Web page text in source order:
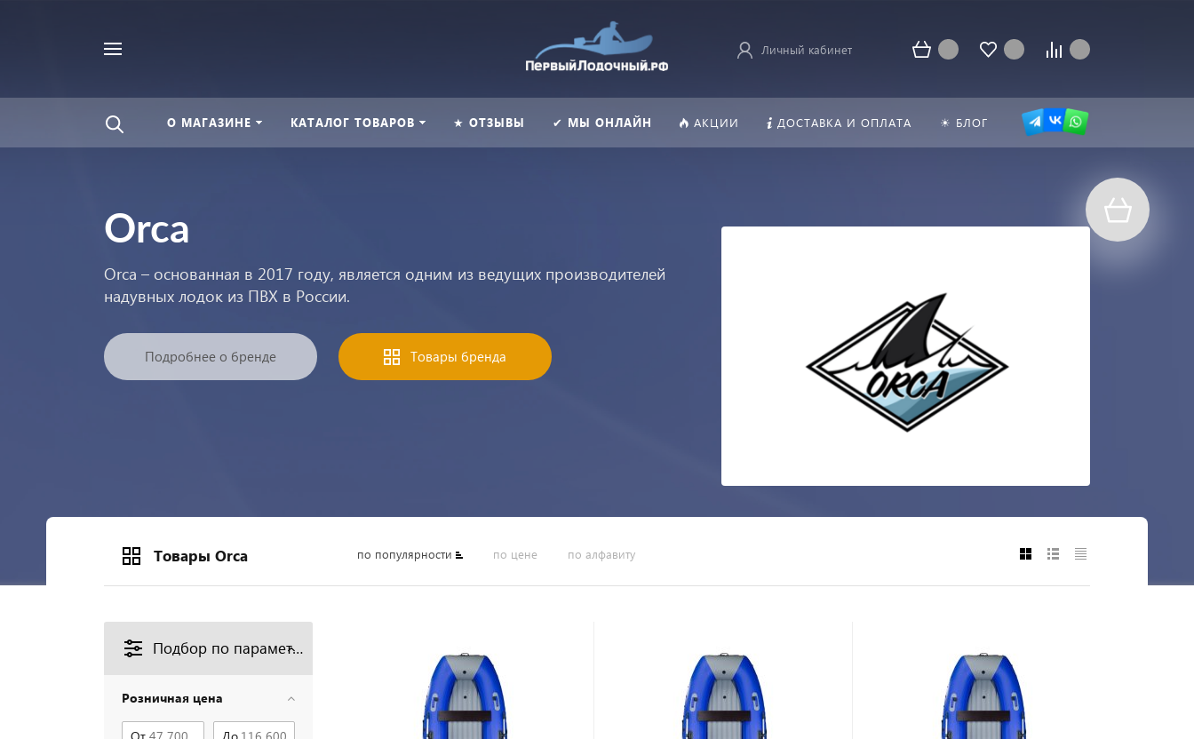
Личный кабинет
О МАГАЗИНЕ КАТАЛОГ ТОВАРОВ ★ ОТЗЫВЫ ✔ МЫ ОНЛАЙН АКЦИИ ДОСТАВКА И ОПЛАТА ☀ БЛОГ
Orca
Orca – основанная в 2017 году, является одним из ведущих производителей
надувных лодок из ПВХ в России.
Подробнее о бренде Товары бренда
Товары Orca по популярности по цене по алфавиту
Подбор по параметрам
Розничная цена